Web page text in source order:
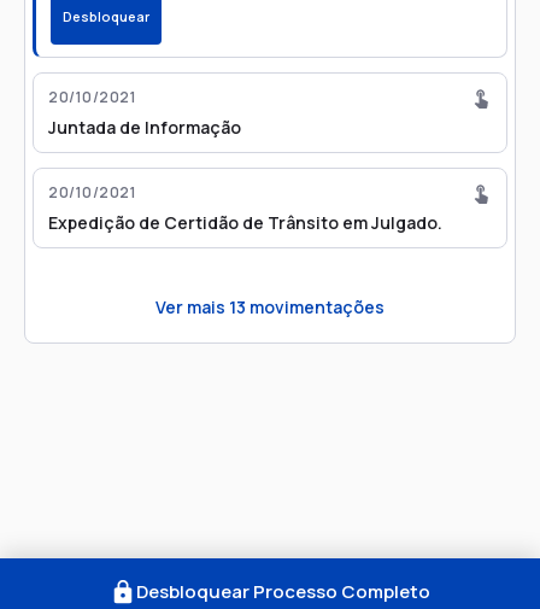
Desbloquear
20/10/2021
Juntada de Informação
20/10/2021
Expedição de Certidão de Trânsito em Julgado.
Ver mais 13 movimentações
Desbloquear Processo Completo